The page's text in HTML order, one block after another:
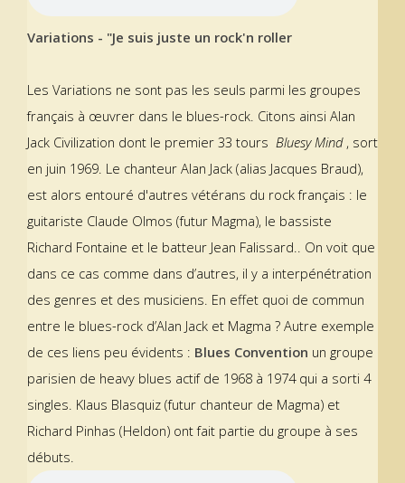
Variations - "Je suis juste un rock'n roller
Les Variations ne sont pas les seuls parmi les groupes
français à œuvrer dans le blues-rock. Citons ainsi Alan
Jack Civilization dont le premier 33 tours Bluesy Mind, sort
en juin 1969. Le chanteur Alan Jack (alias Jacques Braud),
est alors entouré d'autres vétérans du rock français : le
guitariste Claude Olmos (futur Magma), le bassiste
Richard Fontaine et le batteur Jean Falissard.. On voit que
dans ce cas comme dans d’autres, il y a interpénétration
des genres et des musiciens. En effet quoi de commun
entre le blues-rock d’Alan Jack et Magma ? Autre exemple
de ces liens peu évidents : Blues Convention un groupe
parisien de heavy blues actif de 1968 à 1974 qui a sorti 4
singles. Klaus Blasquiz (futur chanteur de Magma) et
Richard Pinhas (Heldon) ont fait partie du groupe à ses
débuts.